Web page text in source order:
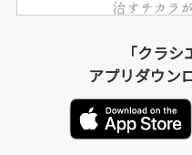
「クラシ
アプリダウン